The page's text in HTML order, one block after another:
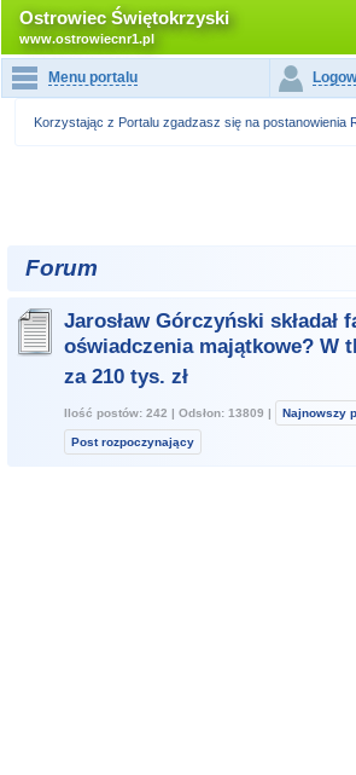
Ostrowiec Świętokrzyski
www.ostrowiecnr1.pl
Menu portalu
Korzystając z Portalu zgadzasz się na postanowienia
Forum
Jarosław Górczyński składał
oświadczenia majątkowe? W
za 210 tys. zł
Ilość postów: 242 | Odsłon: 13809 | Najnowszy
Post rozpoczynający